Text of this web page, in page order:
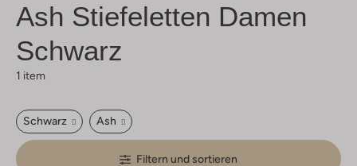
Ash Stiefeletten Damen
Schwarz
1 item
Schwarz Ash
Filtern und sortieren